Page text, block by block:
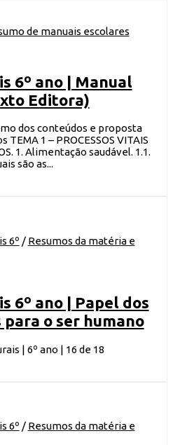
de manuais escolares
6º ano | Manual
Editora)
dos conteúdos e proposta
1 – PROCESSOS VITAIS
1. Alimentação saudável. 1.1.
são as...
6º / Resumos da matéria e
6º ano | Papel dos
o ser humano
| 6º ano | 16 de 18
6º / Resumos da matéria e